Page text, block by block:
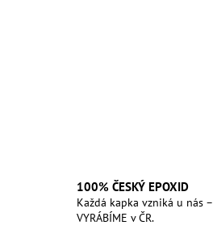
100% ČESKÝ EPOXID
Každá kapka vzniká u nás
VYRÁBÍME v ČR.